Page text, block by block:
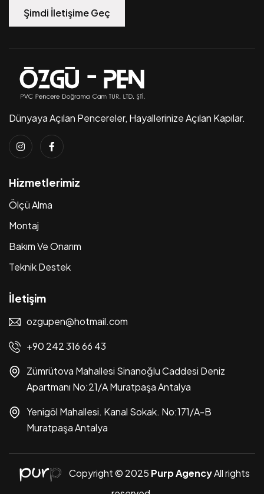
Şimdi İletişime Geç
Dünyaya Açılan Pencereler, Hayallerinize Açılan Kapılar.
Hizmetlerimiz
Ölçü Alma
Montaj
Bakım Ve Onarım
Teknik Destek
İletişim
ozgupen@hotmail.com
+90 242 316 66 43
Zümrütova Mahallesi Sinanoğlu Caddesi Deniz
Apartmanı No:21/A Muratpaşa Antalya
Yenigöl Mahallesi. Kanal Sokak. No:171/A-B
Muratpaşa Antalya
Copyright © 2025 Purp AgencyAll rights